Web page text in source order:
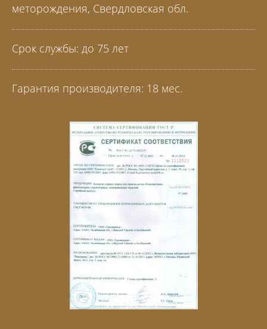
меторождения, Свердловская обл.
Срок службы: до 75 лет
Гарантия производителя: 18 мес.